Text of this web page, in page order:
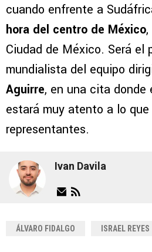
cuando enfrente a
hora del centro de México
Ciudad de México. Será el
mundialista del equipo
Aguirre, en una cita donde
estará muy atento a lo
representantes.
Ivan Davila
ÁLVARO FIDALGO ISRAEL REYES